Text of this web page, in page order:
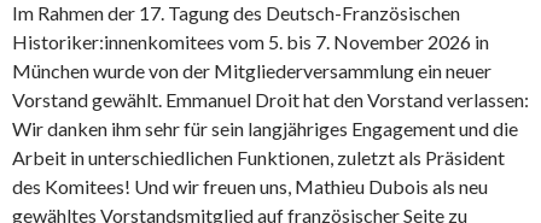
Im Rahmen der 17. Tagung des Deutsch-Französischen
Historiker:innenkomitees vom 5. bis 7. November 2026 in
München wurde von der Mitgliederversammlung ein neuer
Vorstand gewählt. Emmanuel Droit hat den Vorstand verlassen:
Wir danken ihm sehr für sein langjähriges Engagement und die
Arbeit in unterschiedlichen Funktionen, zuletzt als Präsident
des Komitees! Und wir freuen uns, Mathieu Dubois als neu
gewähltes Vorstandsmitglied auf französischer Seite zu